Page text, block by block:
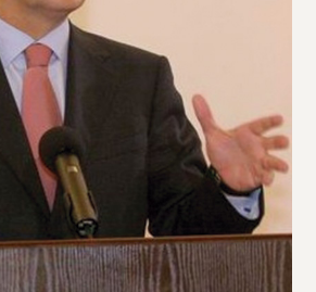
Barroso
Expresidente de la
Comisión Europea (2004-
2014) y Primer Ministro de
Portugal (2002-2004)
INGLÉS
PORTUGUÉS
VER PERFIL
Viaja
PORTUGAL